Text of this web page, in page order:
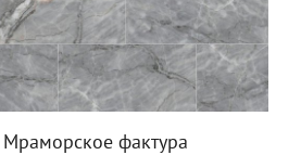
фактура